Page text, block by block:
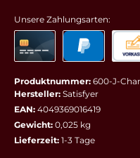
Unsere Zahlungsarten:
Produktnummer: 600-J-
Hersteller: Satisfyer
EAN: 4049369016419
Gewicht: 0,025 kg
Lieferzeit: 1-3 Tage